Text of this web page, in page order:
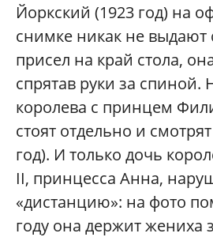
Йоркский (1923 год) на
снимке никак не выдают
присел на край стола,
спрятав руки за
королева с принцем
стоят отдельно и
год). И только дочь
II, принцесса Анна,
«дистанцию»: на фото
году она держит жениха